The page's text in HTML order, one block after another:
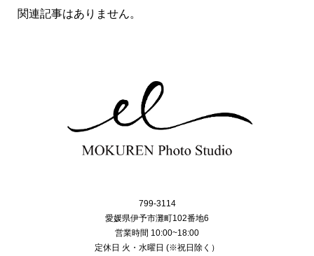
関連記事はありません。
799-3114
愛媛県伊予市灘町102番地6
営業時間 10:00~18:00
定休日 火・水曜日 (※祝日除く）